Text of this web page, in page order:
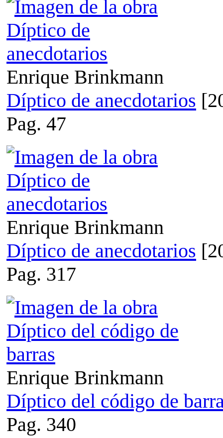
Enrique Brinkmann
Díptico de anecdotarios
Pag. 47
Enrique Brinkmann
Díptico de anecdotarios
Pag. 317
Enrique Brinkmann
Díptico del código de
Pag. 340